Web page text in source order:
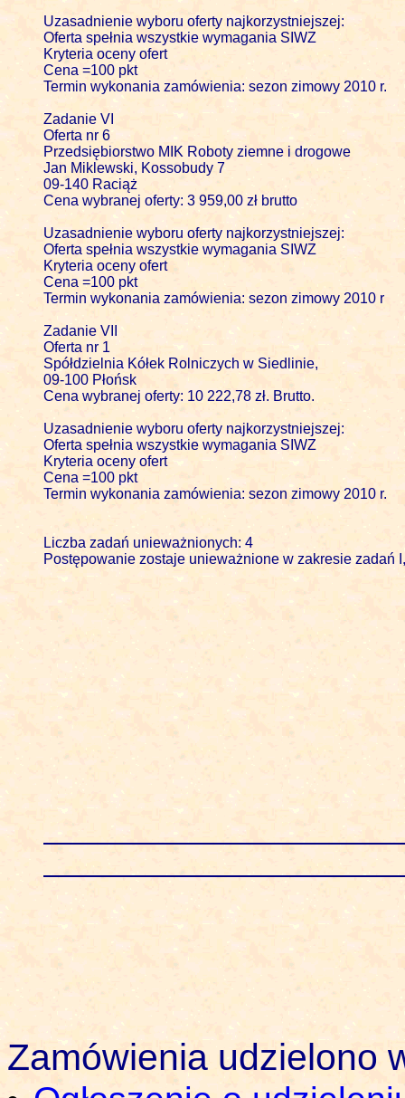
Uzasadnienie wyboru oferty najkorzystniejszej:
Oferta spełnia wszystkie wymagania SIWZ
Kryteria oceny ofert
Cena =100 pkt
Termin wykonania zamówienia: sezon zimowy 2010 r.
Zadanie VI
Oferta nr 6
Przedsiębiorstwo MIK Roboty ziemne i drogowe
Jan Miklewski, Kossobudy 7
09-140 Raciąż
Cena wybranej oferty: 3 959,00 zł brutto
Uzasadnienie wyboru oferty najkorzystniejszej:
Oferta spełnia wszystkie wymagania SIWZ
Kryteria oceny ofert
Cena =100 pkt
Termin wykonania zamówienia: sezon zimowy 2010 r
Zadanie VII
Oferta nr 1
Spółdzielnia Kółek Rolniczych w Siedlinie,
09-100 Płońsk
Cena wybranej oferty: 10 222,78 zł. Brutto.
Uzasadnienie wyboru oferty najkorzystniejszej:
Oferta spełnia wszystkie wymagania SIWZ
Kryteria oceny ofert
Cena =100 pkt
Termin wykonania zamówienia: sezon zimowy 2010 r.
Liczba zadań unieważnionych: 4
Postępowanie zostaje unieważnione w zakresie zadań
Zamówienia udzielono